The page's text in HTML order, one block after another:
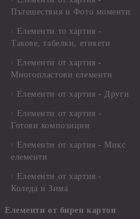
Пътешествия и Фото моменти
Елементи то хартия -
Такове, табелки, етикети
Елементи от хартия -
Многопластови елементи
Елементи от хартия - Други
Елементи от хартия -
Готови композиции
Елементи от хартия - Микс
елементи
Елементи от хартия -
Коледа и Зима
Елементи от бирен картон